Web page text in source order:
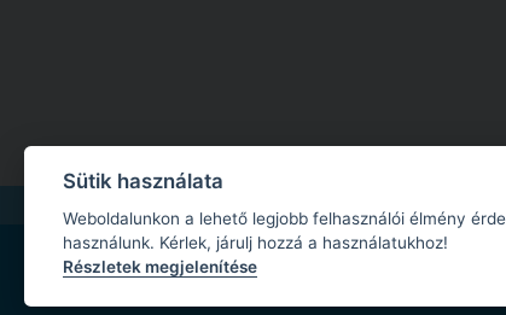
Sütik használata
Weboldalunkon a lehető legjobb felhasználói élmény
használunk. Kérlek, járulj hozzá a használatukhoz!
Részletek megjelenítése